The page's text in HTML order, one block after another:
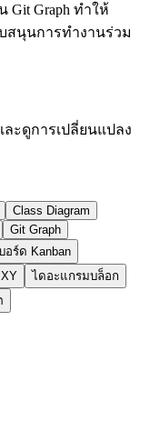
Git Graph ทำให้
สนุนการทำงานร่วม
ละดูการเปลี่ยนแปลง
Class Diagram
Git Graph
อร์ด Kanban
ไดอะแกรมบล็อก